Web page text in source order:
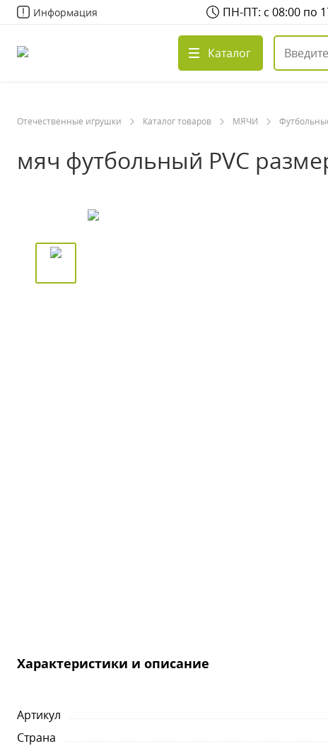
Информация ПН-ПТ: с 08:00 по
Каталог
Отечественные игрушки Каталог товаров МЯЧИ
мяч футбольный PVC
Характеристики и описание
Артикул
Страна